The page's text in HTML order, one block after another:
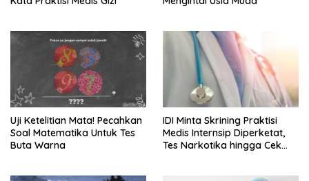
Uji Ketelitian Mata! Pecahkan
Soal Matematika Untuk Tes
Buta Warna
IDI Minta Skrining Praktisi
Medis Internsip Diperketat,
Tes Narkotika hingga Cek